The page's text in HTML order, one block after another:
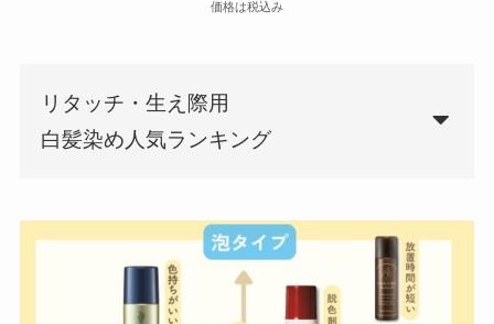
価格は税込み
リタッチ・生え際用
白髪染め人気ランキング